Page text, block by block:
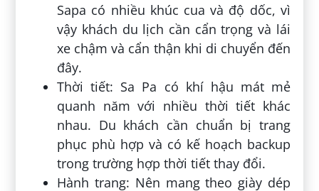
Sapa có nhiều khúc cua và độ dốc, vì
vậy khách du lịch cần cẩn trọng và lái
xe chậm và cẩn thận khi di chuyển đến
đây.
Thời tiết: Sa Pa có khí hậu mát mẻ
quanh năm với nhiều thời tiết khác
nhau. Du khách cần chuẩn bị trang
phục phù hợp và có kế hoạch backup
trong trường hợp thời tiết thay đổi.
Hành trang: Nên mang theo giày dép